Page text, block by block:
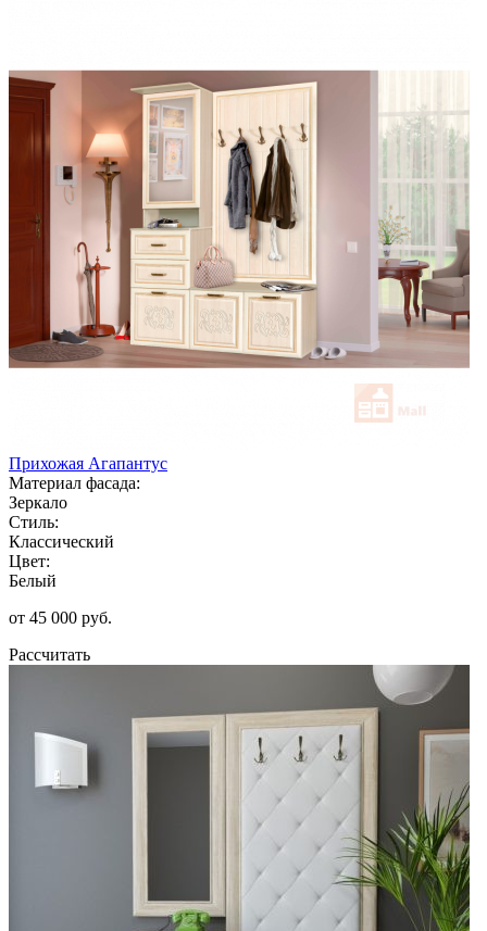
Прихожая Агапантус
Материал фасада:
Зеркало
Стиль:
Классический
Цвет:
Белый
от 45 000 руб.
Рассчитать